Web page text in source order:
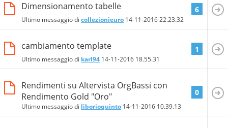
Dimensionamento tabelle
Ultimo messaggio di collezionieuro 14-11-201622.23.32
6
cambiamento template
Ultimo messaggio di karl94 14-11-2016 18.55.31
1
Rendimenti su Altervista OrgBassi con
Rendimento Gold "Oro"
Ultimo messaggio di liborioquinto 14-11-2016 10.39.13
0